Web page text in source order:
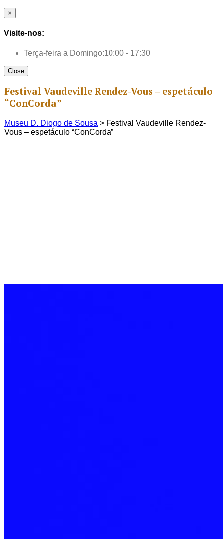
×
Visite-nos:
Terça-feira a Domingo:10:00 - 17:30
Close
Festival Vaudeville Rendez-Vous – espetáculo
“ConCorda”
Museu D. Diogo de Sousa > Festival Vaudeville Rendez-
Vous – espetáculo “ConCorda”